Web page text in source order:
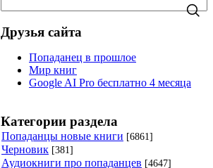
Друзья сайта
Попаданец в прошлое
Мир книг
Google AI Pro бесплатно 4 месяца
Категории раздела
Попаданцы новые книги [6861]
Черновик [381]
Аудиокниги про попаданцев [4647]